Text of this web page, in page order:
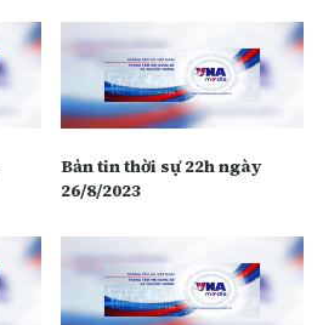
Bản tin thời sự 22h ngày
26/8/2023